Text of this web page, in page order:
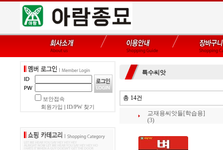
보안접속
회원가입
ID/PW 찾기
특수씨앗
총 14건
교재용씨앗들[학습용]
(3)